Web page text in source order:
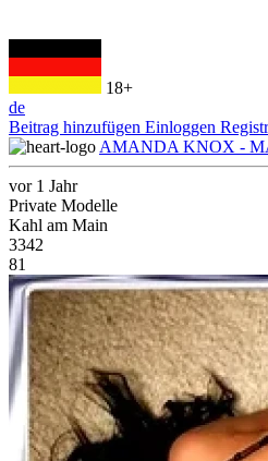
18+
de
Beitrag hinzufügen Einloggen
AMANDA KNOX -
vor 1 Jahr
Private Modelle
Kahl am Main
3342
81